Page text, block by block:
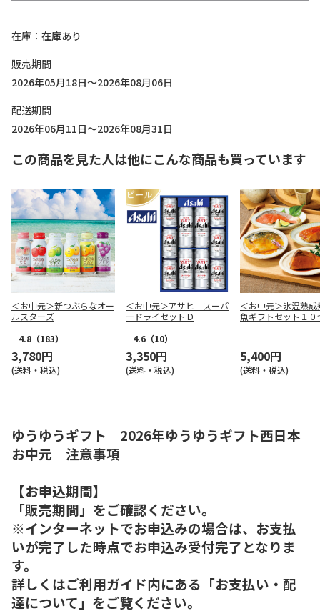
在庫
在庫あり
販売期間
2026年05月18日～2026年08月06日
配送期間
2026年06月11日～2026年08月31日
この商品を見た人は他にこんな商品も買っています
＜お中元＞新つぶらなオー
ルスターズ
4.8 （183）
3,780円
(送料・税込)
＜お中元＞アサヒ スーパ
ードライセットＤ
4.6 （10）
3,350円
(送料・税込)
＜お中元＞氷温熟成
魚ギフトセット１０
5,400円
(送料・税込)
ゆうゆうギフト 2026年ゆうゆうギフト西日本
お中元 注意事項
【お申込期間】
「販売期間」をご確認ください。
※インターネットでお申込みの場合は、お支払
いが完了した時点でお申込み受付完了となりま
す。
詳しくはご利用ガイド内にある「お支払い・配
達について」をご覧ください。